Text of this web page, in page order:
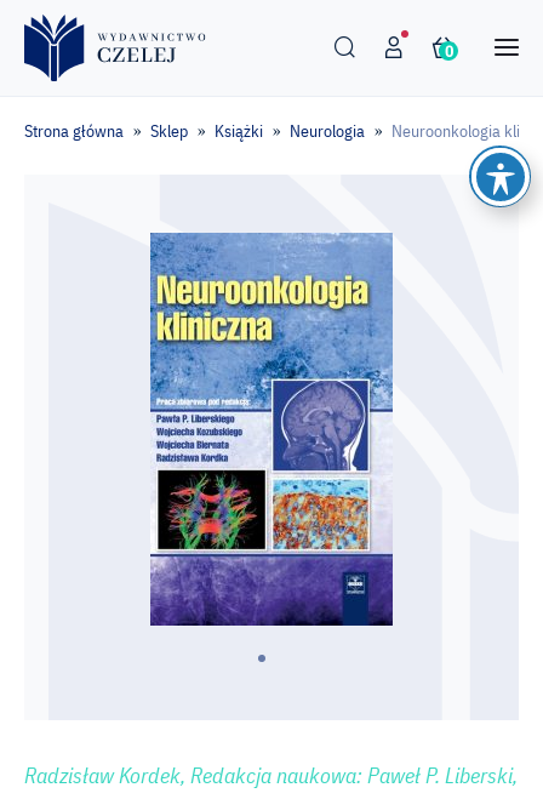
0
Strona główna » Sklep » Książki » Neurologia » Neuroonkologia
Radzisław Kordek, Redakcja naukowa: Paweł P. Liberski,